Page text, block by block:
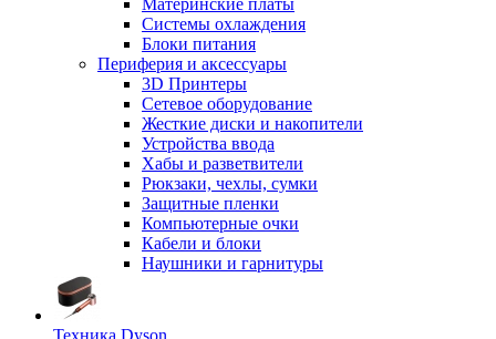
Материнские платы
Системы охлаждения
Блоки питания
Периферия и аксессуары
3D Принтеры
Сетевое оборудование
Жесткие диски и накопители
Устройства ввода
Хабы и разветвители
Рюкзаки, чехлы, сумки
Защитные пленки
Компьютерные очки
Кабели и блоки
Наушники и гарнитуры
Техника Dyson